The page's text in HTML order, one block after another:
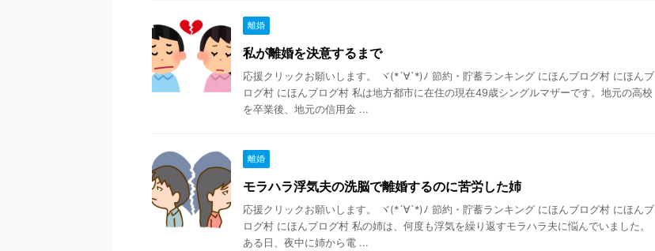
離婚
私が離婚を決意するまで
応援クリックお願いします。 ヾ(*´∀`*)ﾉ 節約・貯蓄ランキング にほんブログ村 にほんブ
ログ村 にほんブログ村 私は地方都市に在住の現在49歳シングルマザーです。地元の高校
を卒業後、地元の信用金 ...
離婚
モラハラ浮気夫の洗脳で離婚するのに苦労した姉
応援クリックお願いします。 ヾ(*´∀`*)ﾉ 節約・貯蓄ランキング にほんブログ村 にほんブ
ログ村 にほんブログ村 私の姉は、何度も浮気を繰り返すモラハラ夫に悩んでいました。
ある日、夜中に姉から電 ...